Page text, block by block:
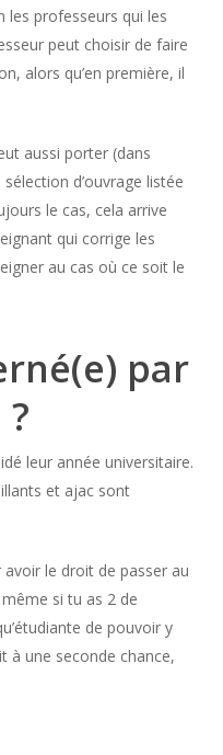
les professeurs qui les
peut choisir de faire
alors qu’en première, il
aussi porter (dans
d’ouvrage listée
le cas, cela arrive
qui corrige les
au cas où ce soit le
par
leur année universitaire.
et ajac sont
avoir le droit de passer au
si tu as 2 de
de pouvoir y
à une seconde chance,